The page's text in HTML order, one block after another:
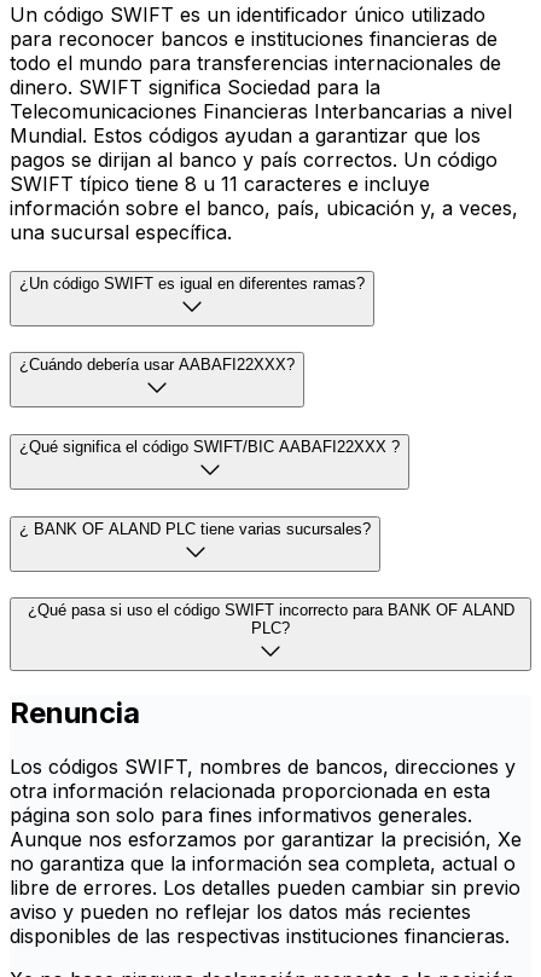
Un código SWIFT es un identificador único utilizado
para reconocer bancos e instituciones financieras de
todo el mundo para transferencias internacionales de
dinero. SWIFT significa Sociedad para la
Telecomunicaciones Financieras Interbancarias a nivel
Mundial. Estos códigos ayudan a garantizar que los
pagos se dirijan al banco y país correctos. Un código
SWIFT típico tiene 8 u 11 caracteres e incluye
información sobre el banco, país, ubicación y, a veces,
una sucursal específica.
¿Un código SWIFT es igual en diferentes ramas?
¿Cuándo debería usar AABAFI22XXX?
¿Qué significa el código SWIFT/BIC AABAFI22XXX ?
¿ BANK OF ALAND PLC tiene varias sucursales?
¿Qué pasa si uso el código SWIFT incorrecto para BANK OF ALAND
PLC?
Renuncia
Los códigos SWIFT, nombres de bancos, direcciones y
otra información relacionada proporcionada en esta
página son solo para fines informativos generales.
Aunque nos esforzamos por garantizar la precisión, Xe
no garantiza que la información sea completa, actual o
libre de errores. Los detalles pueden cambiar sin previo
aviso y pueden no reflejar los datos más recientes
disponibles de las respectivas instituciones financieras.